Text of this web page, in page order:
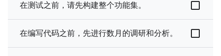
在测试之前，请先构建整个功能集。
在编写代码之前，先进行数月的调研和分析。